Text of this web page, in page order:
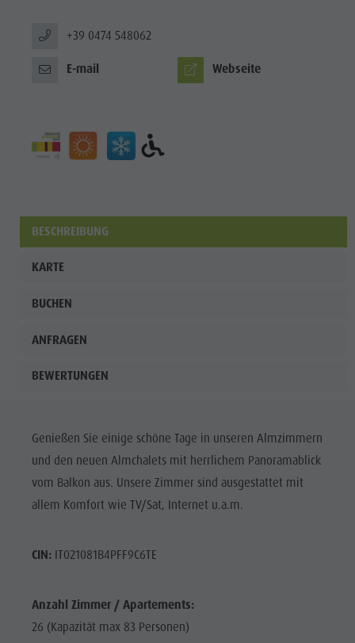
+39 0474 548062
E-mail Webseite
BESCHREIBUNG
KARTE
BUCHEN
ANFRAGEN
BEWERTUNGEN
Genießen Sie einige schöne Tage in unseren Almzimmern
und den neuen Almchalets mit herrlichem Panoramablick
vom Balkon aus. Unsere Zimmer sind ausgestattet mit
allem Komfort wie TV/Sat, Internet u.a.m.
CIN:IT021081B4PFF9C6TE
Anzahl Zimmer / Apartements:
26 (Kapazität max 83 Personen)